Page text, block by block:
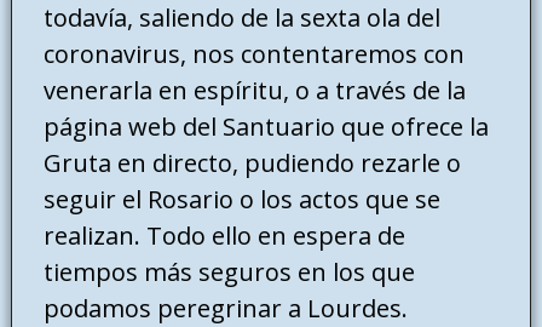
todavía, saliendo de la sexta ola del
coronavirus, nos contentaremos con
venerarla en espíritu, o a través de la
página web del Santuario que ofrece la
Gruta en directo, pudiendo rezarle o
seguir el Rosario o los actos que se
realizan. Todo ello en espera de
tiempos más seguros en los que
podamos peregrinar a Lourdes.